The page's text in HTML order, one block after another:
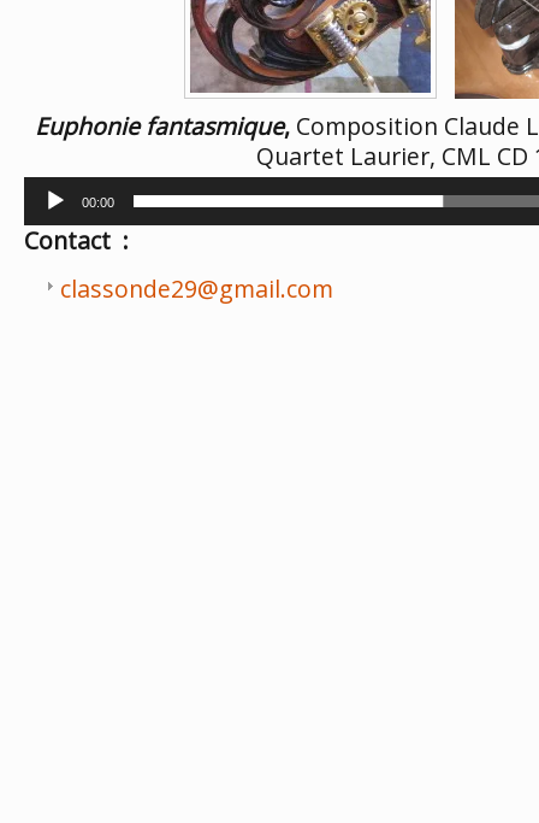
Euphonie fantasmique, Composition Claude
Quartet Laurier, CML CD
Lecteur
audio
00:00
Contact :
classonde29@gmail.com